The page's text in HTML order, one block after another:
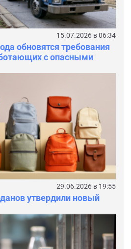
15.07.2026 в 06:34
обновятся требования
с опасными
29.06.2026 в 19:55
утвердили новый